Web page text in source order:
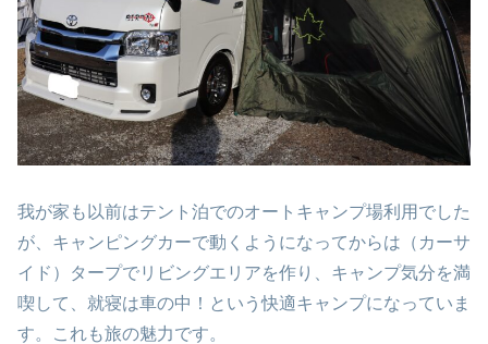
我が家も以前はテント泊でのオートキャンプ場利用でした
が、キャンピングカーで動くようになってからは（カーサ
イド）タープでリビングエリアを作り、キャンプ気分を満
喫して、就寝は車の中！という快適キャンプになっていま
す。これも旅の魅力です。